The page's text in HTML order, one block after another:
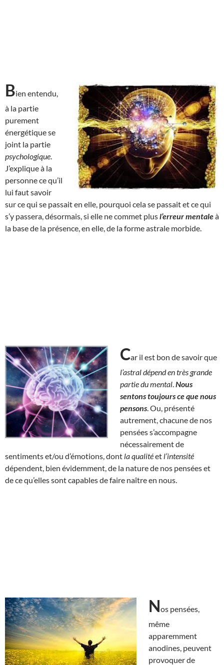
Bien entendu,
à la partie
purement
énergétique se
joint la partie
psychologique
J’explique à la
personne ce qu’il
lui faut savoir
sur ce qui se passait en elle, pourquoi cela se passait et ce qui
s’y passera, désormais, si elle ne commet plusl’erreur mentaleà
la base de la présence, en elle, de la forme astrale morbide.
Car il est bon de savoir que
l’astral dépend en très grande
partie du mental Nous
sentons toujours ce que nous
pensons . Ou, présenté
autrement, chacune de nos
pensées s’accompagne
nécessairement de
sentiments et/ou d’émotions, dont la qualitéet l’intensité
dépendent, bien évidemment, de la nature de nos pensées et
de ce qu’elles sont capables de faire naître en nous.
Nos pensées,
même
apparemment
anodines, peuvent
provoquer de